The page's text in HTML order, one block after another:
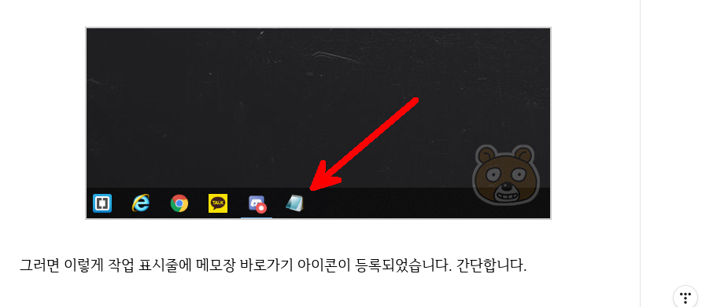
그러면 이렇게 작업 표시줄에 메모장 바로가기 아이콘이 등록되었습니다. 간단합니다.